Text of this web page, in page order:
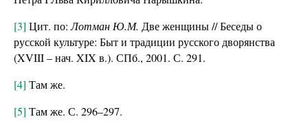
[3] Цит. по:Лотман Ю.М. Две женщины // Беседы о
русской культуре: Быт и традиции русского дворянства
(XVIII – нач. XIX в.). СПб., 2001. С. 291.
[4] Там же.
[5] Там же. С. 296–297.